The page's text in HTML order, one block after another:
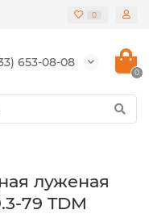
0
653-08-08
0
луженая
79 TDM